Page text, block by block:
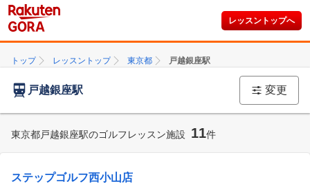
レッスントップへ
トップ レッスントップ 東京都 戸越銀座駅
戸越銀座駅 変更
東京都戸越銀座駅のゴルフレッスン施設 11件
ステップゴルフ西小山店